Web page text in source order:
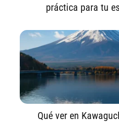
práctica para tu
Qué ver en